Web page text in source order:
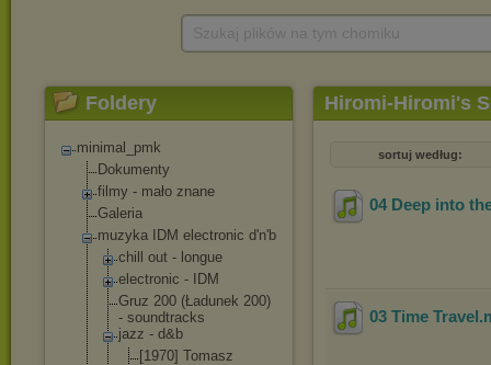
Foldery
minimal_pmk
Dokumenty
filmy - mało znane
Galeria
muzyka IDM electronic d'n'b
chill out - longue
electronic - IDM
Gruz 200 (Ładunek 200)
- soundtracks
jazz - d&b
[1970] Tomasz
Hiromi-Hiromi's
sortuj według:
04 Deep into
03 Time Travel